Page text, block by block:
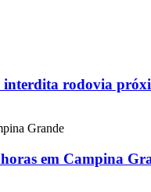
rodovia
em Campina